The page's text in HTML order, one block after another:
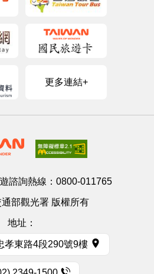
更多連結+
諮詢熱線： 0800-011765
部觀光署 版權所有
地址：
孝東路4段290號9樓